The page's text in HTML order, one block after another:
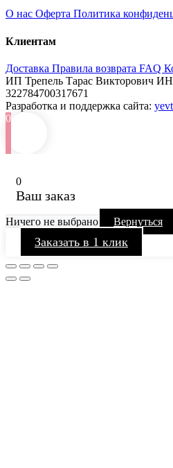
О нас Оферта Политика
Клиентам
Доставка Правила возврата FAQ
ИП Трепель Тарас Викторович
322784700317671
Разработка и поддержка сайта:
0
0
Ваш заказ
Ничего не выбрано Вернуться
Заказать в 1 клик